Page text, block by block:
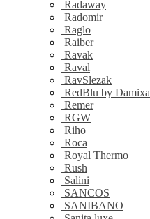
Radaway
Radomir
Raglo
Raiber
Ravak
Raval
RavSlezak
RedBlu by Damixa
Remer
RGW
Riho
Roca
Royal Thermo
Rush
Salini
SANCOS
SANIBANO